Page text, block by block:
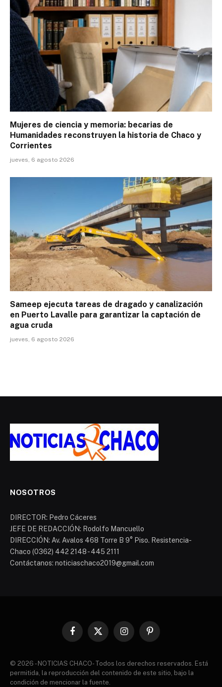
Mujeres de ciencia y memoria: becarias de
Humanidades reconstruyen la historia de Chaco y
Corrientes
jueves, 6 agosto 2026
Sameep ejecuta tareas de dragado y canalización
en Puerto Lavalle para garantizar la captación de
agua cruda
jueves, 6 agosto 2026
NOSOTROS
DIRECTOR: Pedro Cáceres
JEFE DE REDACCIÓN: Rodolfo Mancuello
DIRECCIÓN: Av. Avalos 468 Torre B 9° Piso. Resistencia-
Chaco (0362) 442 2148 - 445 2111
Contáctanos: noticiaschaco2019@gmail.com
Facebook
X
InstagramPinterest
© 2026 - NOTICIAS CHACO- Todos los derechos reservados. Está
permitida, la reproducción del contenido de este sitio, bajo la
condición de mencionar la fuente.